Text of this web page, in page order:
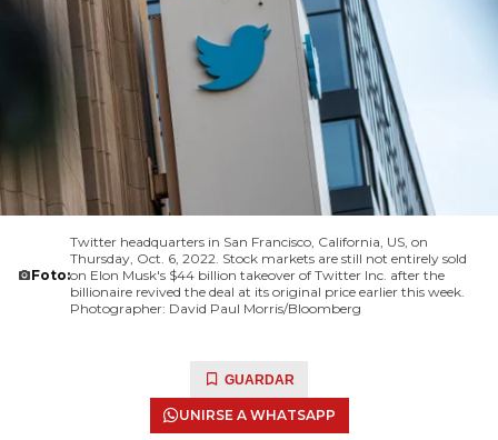
Foto:
Twitter headquarters in San Francisco, California, US, on
Thursday, Oct. 6, 2022. Stock markets are still not entirely sold
on Elon Musk's $44 billion takeover of Twitter Inc. after the
billionaire revived the deal at its original price earlier this week.
Photographer: David Paul Morris/Bloomberg
GUARDAR
UNIRSE A WHATSAPP